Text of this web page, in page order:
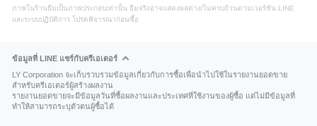
ภาพในร้านธีมเป็นภาพประกอบเท่านั้น ธีมจริงอาจแสดงผลต่าง/ไม่ครบถ้วนตามเวอร์ชัน LINE
และระบบปฏิบัติการ โปรดพิจารณาก่อนซื้อ
ข้อมูลที่ LINE แชร์กับครีเอเตอร์
LY Corporation จะเก็บรวบรวมข้อมูลเกี่ยวกับการซื้อเพื่อนำไปใช้ในรายงานยอดขาย
สำหรับครีเอเตอร์ผู้สร้างผลงาน
รายงานยอดขายจะมีข้อมูลวันที่ซื้อผลงานและประเทศที่ใช้งานของผู้ซื้อ แต่ไม่มีข้อมูลที่
ทำให้สามารถระบุตัวตนผู้ซื้อได้